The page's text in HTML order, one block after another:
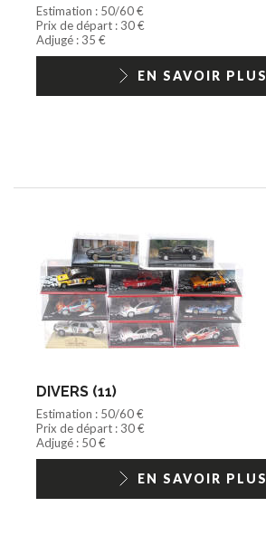
Estimation : 50/60 €
Prix de départ : 30 €
Adjugé : 35 €
EN SAVOIR PLUS
DIVERS (11)
Estimation : 50/60 €
Prix de départ : 30 €
Adjugé : 50 €
EN SAVOIR PLUS